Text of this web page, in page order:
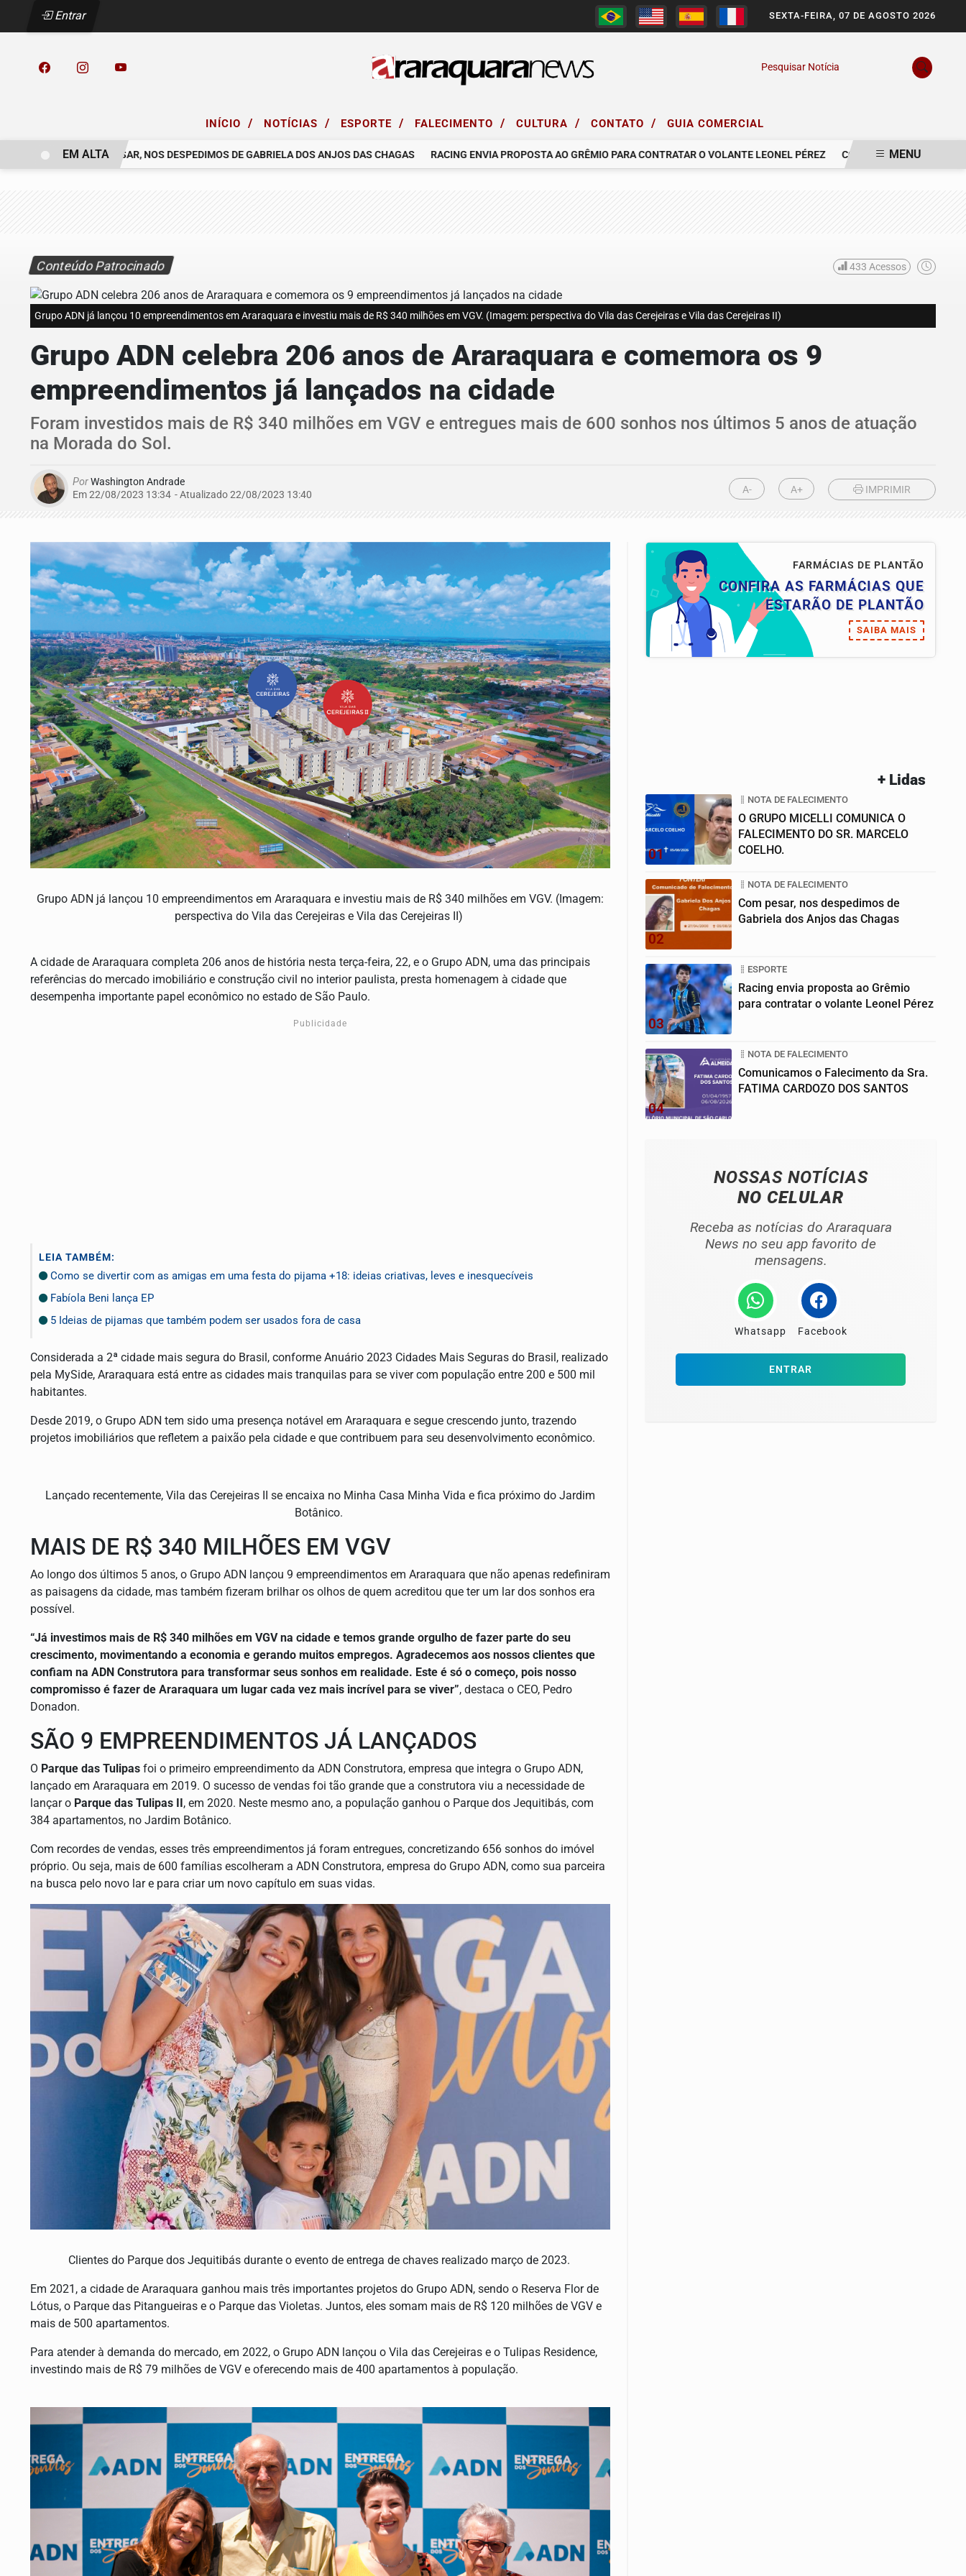
Entrar SEXTA-FEIRA, 07 DE AGOSTO 2026
Pesquisar Notícia
INÍCIO / NOTÍCIAS / ESPORTE / FALECIMENTO / CULTURA / CONTATO / GUIA COMERCIAL
COELHO. COM PESAR, NOS DESPEDIMOS DE GABRIELA DOS ANJOS DAS CHAGAS RACING ENVIA PROPOSTA AO GRÊMIO PARA CONTRATAR O VOLANTE LEONEL PÉREZ COMUNICAMOS O
EM ALTA MENU
Conteúdo Patrocinado 433 Acessos
Grupo ADN já lançou 10 empreendimentos em Araraquara e investiu mais de R$ 340 milhões em VGV. (Imagem: perspectiva do Vila das Cerejeiras e Vila das Cerejeiras II)
Grupo ADN celebra 206 anos de Araraquara e comemora os 9
empreendimentos já lançados na cidade
Foram investidos mais de R$ 340 milhões em VGV e entregues mais de 600 sonhos nos últimos 5 anos de atuação
na Morada do Sol.
PorWashington Andrade
Em 22/08/2023 13:34 - Atualizado22/08/2023 13:40 A- A+ IMPRIMIR
Grupo ADN já lançou 10 empreendimentos em Araraquara e investiu mais de R$ 340 milhões em VGV. (Imagem:
perspectiva do Vila das Cerejeiras e Vila das Cerejeiras II)
A cidade de Araraquara completa 206 anos de história nesta terça-feira, 22, e o Grupo ADN, uma das principais
referências do mercado imobiliário e construção civil no interior paulista, presta homenagem à cidade que
desempenha importante papel econômico no estado de São Paulo.
Publicidade
LEIA TAMBÉM:
Como se divertir com as amigas em uma festa do pijama +18: ideias criativas, leves e inesquecíveis
Fabíola Beni lança EP
5 Ideias de pijamas que também podem ser usados fora de casa
Considerada a 2ª cidade mais segura do Brasil, conforme Anuário 2023 Cidades Mais Seguras do Brasil, realizado
pela MySide, Araraquara está entre as cidades mais tranquilas para se viver com população entre 200 e 500 mil
habitantes.
Desde 2019, o Grupo ADN tem sido uma presença notável em Araraquara e segue crescendo junto, trazendo
projetos imobiliários que refletem a paixão pela cidade e que contribuem para seu desenvolvimento econômico.
Lançado recentemente, Vila das Cerejeiras II se encaixa no Minha Casa Minha Vida e fica próximo do Jardim
Botânico.
MAIS DE R$ 340 MILHÕES EM VGV
Ao longo dos últimos 5 anos, o Grupo ADN lançou 9 empreendimentos em Araraquara que não apenas redefiniram
as paisagens da cidade, mas também fizeram brilhar os olhos de quem acreditou que ter um lar dos sonhos era
possível.
“Já investimos mais de R$ 340 milhões em VGV na cidade e temos grande orgulho de fazer parte do seu
crescimento, movimentando a economia e gerando muitos empregos. Agradecemos aos nossos clientes que
confiam na ADN Construtora para transformar seus sonhos em realidade. Este é só o começo, pois nosso
compromisso é fazer de Araraquara um lugar cada vez mais incrível para se viver”, destaca o CEO, Pedro
Donadon.
SÃO 9 EMPREENDIMENTOS JÁ LANÇADOS
O Parque das Tulipas foi o primeiro empreendimento da ADN Construtora, empresa que integra o Grupo ADN,
lançado em Araraquara em 2019. O sucesso de vendas foi tão grande que a construtora viu a necessidade de
lançar o Parque das Tulipas II, em 2020. Neste mesmo ano, a população ganhou o Parque dos Jequitibás, com
384 apartamentos, no Jardim Botânico.
Com recordes de vendas, esses três empreendimentos já foram entregues, concretizando 656 sonhos do imóvel
próprio. Ou seja, mais de 600 famílias escolheram a ADN Construtora, empresa do Grupo ADN, como sua parceira
na busca pelo novo lar e para criar um novo capítulo em suas vidas.
Clientes do Parque dos Jequitibás durante o evento de entrega de chaves realizado março de 2023.
Em 2021, a cidade de Araraquara ganhou mais três importantes projetos do Grupo ADN, sendo o Reserva Flor de
Lótus, o Parque das Pitangueiras e o Parque das Violetas. Juntos, eles somam mais de R$ 120 milhões de VGV e
mais de 500 apartamentos.
Para atender à demanda do mercado, em 2022, o Grupo ADN lançou o Vila das Cerejeiras e o Tulipas Residence,
investindo mais de R$ 79 milhões de VGV e oferecendo mais de 400 apartamentos à população.
FARMÁCIAS DE PLANTÃO
CONFIRA AS FARMÁCIAS QUE
ESTARÃO DE PLANTÃO
SAIBA MAIS
+ Lidas
01
NOTA DE FALECIMENTO
O GRUPO MICELLI COMUNICA O
FALECIMENTO DO SR. MARCELO
COELHO.
02
NOTA DE FALECIMENTO
Com pesar, nos despedimos de
Gabriela dos Anjos das Chagas
03
ESPORTE
Racing envia proposta ao Grêmio
para contratar o volante Leonel Pérez
04
NOTA DE FALECIMENTO
Comunicamos o Falecimento da Sra.
FATIMA CARDOZO DOS SANTOS
NOSSAS NOTÍCIAS
NO CELULAR
Receba as notícias do Araraquara
News no seu app favorito de
mensagens.
Whatsapp Facebook
ENTRAR